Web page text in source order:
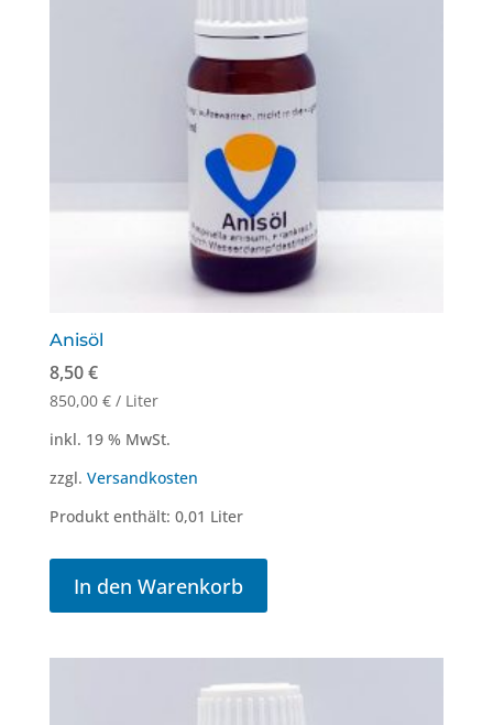
Anisöl
8,50€
850,00 €/ Liter
inkl. 19 % MwSt.
zzgl. Versandkosten
Produkt enthält: 0,01 Liter
In den Warenkorb